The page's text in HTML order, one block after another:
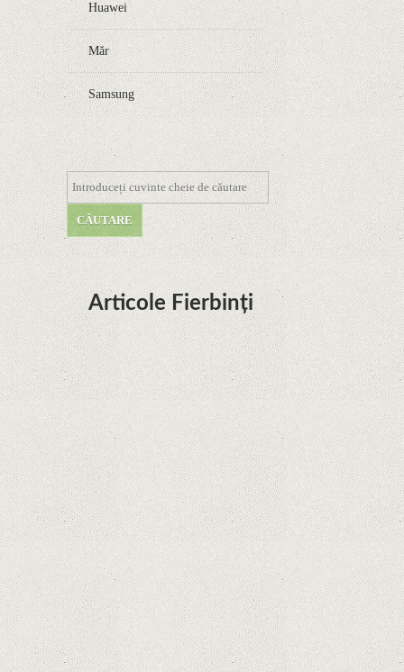
Huawei
Măr
Samsung
Articole Fierbinți
Dota Anime venind la Netflix în această lună de
la Legenda Korra Studio Mir
Curtea Supremă reglementează în favoarea
Google în Oracle Java Fight
Zvon: aplicațiile Google nu se mai pot instala pe
terminalele Huawei cu procesoare Kirin
Huawei P50 primeşte o posibilă dată de lansare
şi e mai curând decât credeam; Are cameră
telephoto cu zoom optic variabil